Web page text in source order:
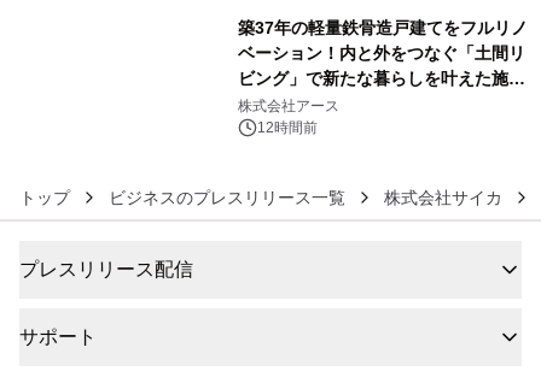
築37年の軽量鉄骨造戸建てをフルリノ
ベーション！内と外をつなぐ「土間リ
ビング」で新たな暮らしを叶えた施工
事例を株式会社アースが公開
株式会社アース
12時間前
トップ ビジネスのプレスリリース一覧 株式会社サイカ
プレスリリース配信
サポート